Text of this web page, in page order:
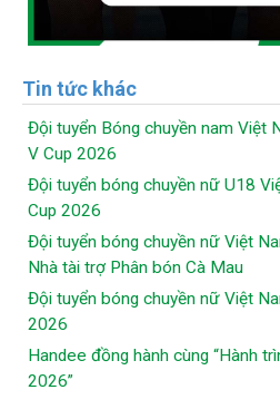
Tin tức khác
Đội tuyển Bóng chuyền nam Việt
V Cup 2026
Đội tuyển bóng chuyền nữ U18
Cup 2026
Đội tuyển bóng chuyền nữ Việt
Nhà tài trợ Phân bón Cà Mau
Đội tuyển bóng chuyền nữ Việt
2026
Handee đồng hành cùng “Hành
2026”